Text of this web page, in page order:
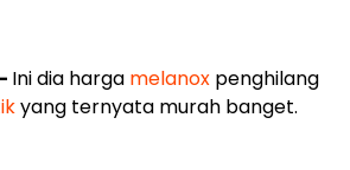
Ini dia harga melanox penghilang
yang ternyata murah banget.